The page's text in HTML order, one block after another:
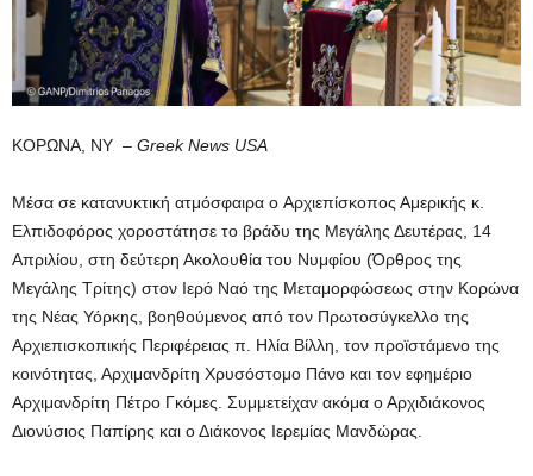
ΚΟΡΩΝΑ, ΝΥ – Greek News USA
Μέσα σε κατανυκτική ατμόσφαιρα o Αρχιεπίσκοπος Αμερικής κ.
Ελπιδοφόρος χοροστάτησε το βράδυ της Μεγάλης Δευτέρας, 14
Απριλίου, στη δεύτερη Ακολουθία του Νυμφίου (Όρθρος της
Μεγάλης Τρίτης) στον Ιερό Ναό της Μεταμορφώσεως στην Κορώνα
της Νέας Υόρκης, βοηθούμενος από τον Πρωτοσύγκελλο της
Αρχιεπισκοπικής Περιφέρειας π. Ηλία Βίλλη, τον προϊστάμενο της
κοινότητας, Αρχιμανδρίτη Χρυσόστομο Πάνο και τον εφημέριο
Αρχιμανδρίτη Πέτρο Γκόμες. Συμμετείχαν ακόμα ο Αρχιδιάκονος
Διονύσιος Παπίρης και ο Διάκονος Ιερεμίας Μανδώρας.